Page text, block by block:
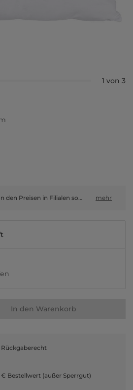
1 von 3
Online-Preise können von den Preisen in Filialen sowie Shop-in-Shop-Flächen abweichen. mehr
In den Warenkorb
Rückgaberecht
€ Bestellwert (außer Sperrgut)